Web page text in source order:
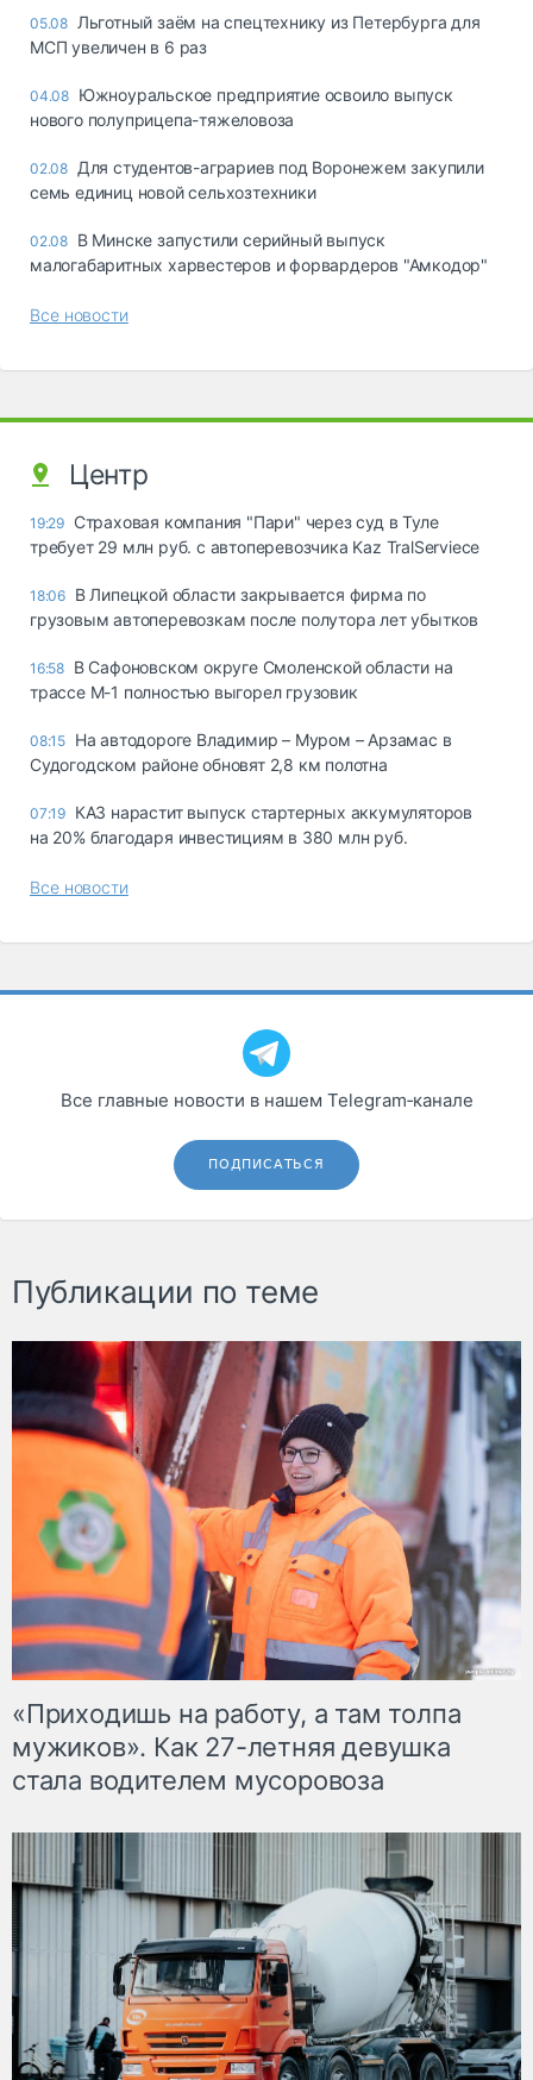
05.08 Льготный заём на спецтехнику из Петербурга для
МСП увеличен в 6 раз
04.08 Южноуральское предприятие освоило выпуск
нового полуприцепа-тяжеловоза
02.08 Для студентов-аграриев под Воронежем закупили
семь единиц новой сельхозтехники
02.08 В Минске запустили серийный выпуск
малогабаритных харвестеров и форвардеров "Амкодор"
Все новости
Центр
19:29 Страховая компания "Пари" через суд в Туле
требует 29 млн руб. с автоперевозчика Kaz TralServiece
18:06 В Липецкой области закрывается фирма по
грузовым автоперевозкам после полутора лет убытков
16:58 В Сафоновском округе Смоленской области на
трассе М-1 полностью выгорел грузовик
08:15 На автодороге Владимир – Муром – Арзамас в
Судогодском районе обновят 2,8 км полотна
07:19 КАЗ нарастит выпуск стартерных аккумуляторов
на 20% благодаря инвестициям в 380 млн руб.
Все новости
Все главные новости в нашем Telegram‑канале
ПОДПИСАТЬСЯ
Публикации по теме
«Приходишь на работу, а там толпа
мужиков». Как 27-летняя девушка
стала водителем мусоровоза